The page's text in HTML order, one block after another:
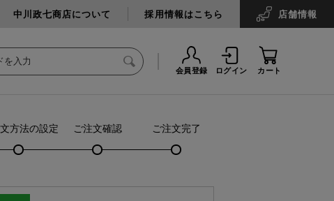
中川政七商店について 採用情報はこちら 店舗情報
会員登録 ログイン カート
方法の設定 ご注文確認 ご注文完了